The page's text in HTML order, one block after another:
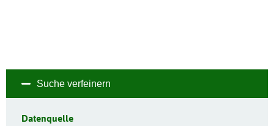
Suche verfeinern
Datenquelle